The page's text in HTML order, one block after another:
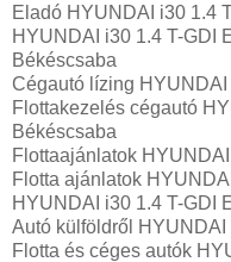
Eladó HYUNDAI i30 1.4
HYUNDAI i30 1.4 T-GDI
Békéscsaba
Cégautó lízing
Flottakezelés cégautó
Békéscsaba
Flottaajánlatok
Flotta ajánlatok
HYUNDAI i30 1.4 T-GDI
Autó külföldről
Flotta és céges autók